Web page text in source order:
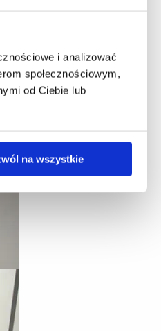
i analizować
społecznościowym,
od Ciebie lub
na wszystkie